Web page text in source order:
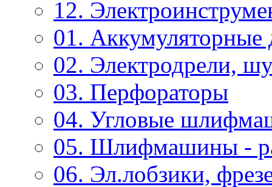
12.
01. Аккумуляторные
02. Электродрели,
03. Перфораторы
04. Угловые
05. Шлифмашины -
06. Эл.лобзики,